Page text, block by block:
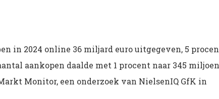
in 2024 online 36 miljard euro uitgegeven, 5
aankopen daalde met 1 procent naar 345
Monitor, een onderzoek van NielsenIQ GfK in